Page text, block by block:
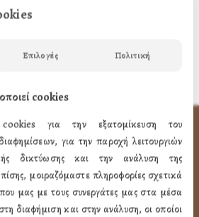
ΧΡΗΣΙΜA LINK
Προφίλ
Ποιότητα
Επιλογές Πολιτική
cookies
για την εξατομίκευση του
για την παροχή λειτουργιών
δικτύωσης και την ανάλυση της
μοιραζόμαστε πληροφορίες σχετικά
μας με τους συνεργάτες μας στα μέσα
διαφήμιση και στην ανάλυση, οι οποίοι